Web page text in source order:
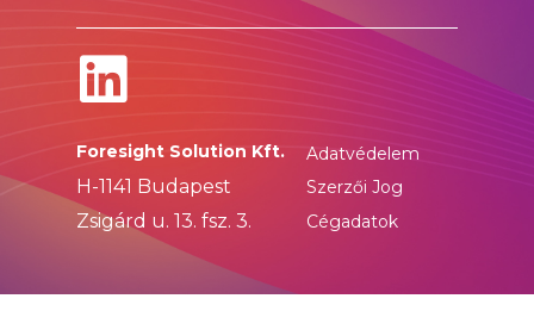
Foresight Solution Kft.
H-1141 Budapest
Zsigárd u. 13. fsz. 3.
Adatvédelem
Szerzői Jog
Cégadatok